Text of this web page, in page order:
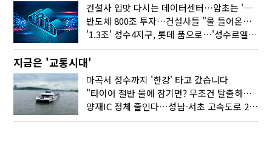
건설사 입맛 다시는 데이터센터…암초는 '주민 반대'
반도체 800조 투자…건설사들 "물 들어온다!"
'1.3조' 성수4지구, 롯데 품으로…'성수르엘 S70' 거듭
지금은 '교통시대'
마곡서 성수까지 '한강' 타고 갔습니다
"타이어 절반 물에 잠기면? 무조건 탈출하세요"
양재IC 정체 줄인다…성남-서초 고속도로 2029년 착공